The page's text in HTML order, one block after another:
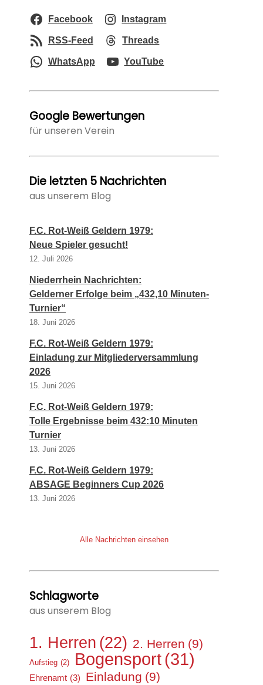
Facebook Instagram
RSS-Feed Threads
WhatsApp YouTube
Google Bewertungen
für unseren Verein
Die letzten 5 Nachrichten
aus unserem Blog
F.C. Rot-Weiß Geldern 1979:
Neue Spieler gesucht!
12. Juli 2026
Niederrhein Nachrichten:
Gelderner Erfolge beim „432,10 Minuten-
Turnier“
18. Juni 2026
F.C. Rot-Weiß Geldern 1979:
Einladung zur Mitgliederversammlung
2026
15. Juni 2026
F.C. Rot-Weiß Geldern 1979:
Tolle Ergebnisse beim 432:10 Minuten
Turnier
13. Juni 2026
F.C. Rot-Weiß Geldern 1979:
ABSAGE Beginners Cup 2026
13. Juni 2026
Alle Nachrichten einsehen
Schlagworte
aus unserem Blog
1. Herren (22) 2. Herren (9)
Aufstieg (2) Bogensport(31)
Ehrenamt (3) Einladung (9)